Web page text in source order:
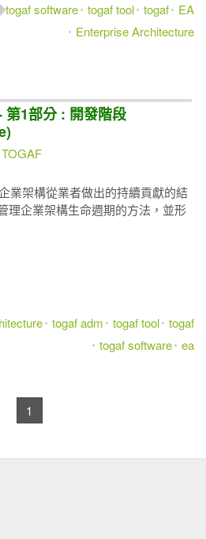
togaf software togaf tool togaf
EA
Enterprise Architecture
1部分 : 開發階段
TOGAF
業架構從業者做出的持續貢獻的結
理企業架構生命週期的方法，並形
togaf adm togaf tool togaf
togaf software ea
1